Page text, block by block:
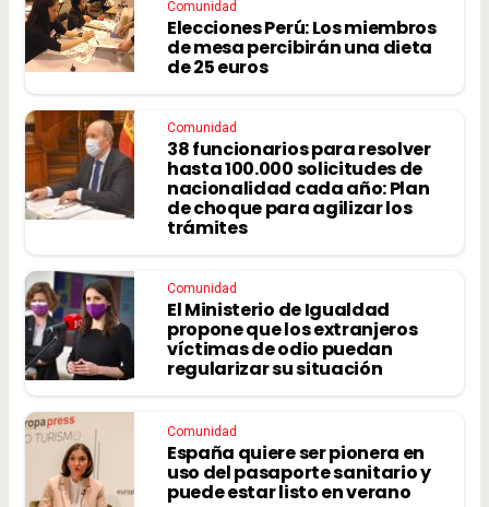
Comunidad
Elecciones Perú: Los miembros
de mesa percibirán una dieta
de 25 euros
Comunidad
38 funcionarios para resolver
hasta 100.000 solicitudes de
nacionalidad cada año: Plan
de choque para agilizar los
trámites
Comunidad
El Ministerio de Igualdad
propone que los extranjeros
víctimas de odio puedan
regularizar su situación
Comunidad
España quiere ser pionera en
uso del pasaporte sanitario y
puede estar listo en verano